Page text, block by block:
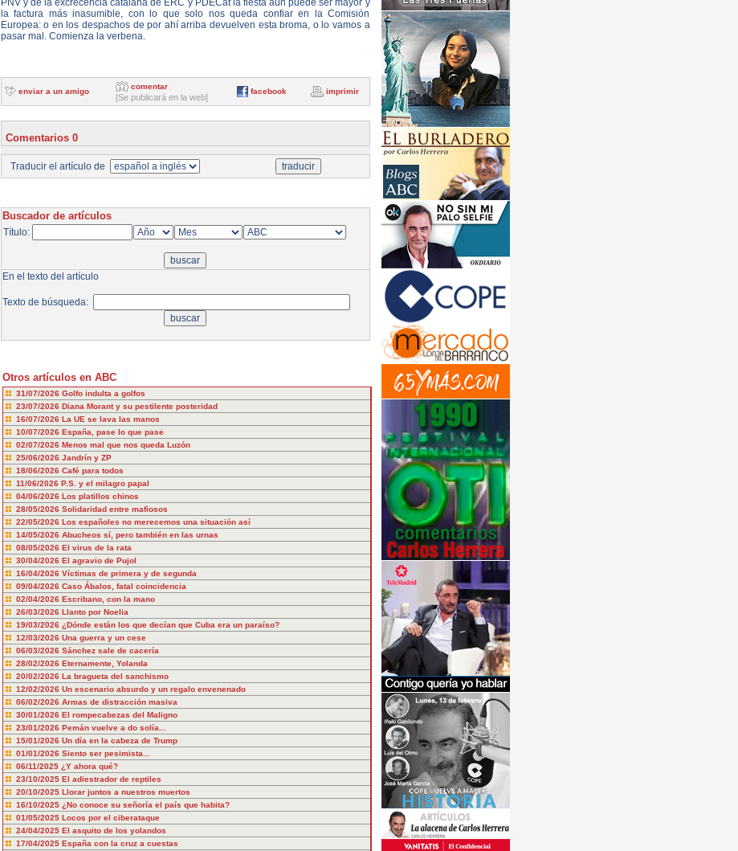
PNV y de la excrecencia catalana de ERC y PDECat la fiesta aún puede ser mayor y
la factura más inasumible, con lo que solo nos queda confiar en la Comisión
Europea: o en los despachos de por ahí arriba devuelven esta broma, o lo vamos a
pasar mal. Comienza la verbena.
enviar a un amigo
comentar
[Se publicará en la web]
facebook imprimir
Comentarios 0
Traducir el artículo de
Buscador de artículos
Título:
En el texto del artículo
Texto de búsqueda:
Otros artículos en ABC
31/07/2026 Golfo indulta a golfos
23/07/2026 Diana Morant y su pestilente posteridad
16/07/2026 La UE se lava las manos
10/07/2026 España, pase lo que pase
02/07/2026 Menos mal que nos queda Luzón
25/06/2026 Jandrín y ZP
18/06/2026 Café para todos
11/06/2026 P.S. y el milagro papal
04/06/2026 Los platillos chinos
28/05/2026 Solidaridad entre mafiosos
22/05/2026 Los españoles no merecemos una situación así
14/05/2026 Abucheos sí, pero también en las urnas
08/05/2026 El virus de la rata
30/04/2026 El agravio de Pujol
16/04/2026 Víctimas de primera y de segunda
09/04/2026 Caso Ábalos, fatal coincidencia
02/04/2026 Escribano, con la mano
26/03/2026 Llanto por Noelia
19/03/2026 ¿Dónde están los que decían que Cuba era un paraíso?
12/03/2026 Una guerra y un cese
06/03/2026 Sánchez sale de cacería
28/02/2026 Eternamente, Yolanda
20/02/2026 La bragueta del sanchismo
12/02/2026 Un escenario absurdo y un regalo envenenado
06/02/2026 Armas de distracción masiva
30/01/2026 El rompecabezas del Maligno
23/01/2026 Pemán vuelve a do solía...
15/01/2026 Un día en la cabeza de Trump
01/01/2026 Siento ser pesimista...
06/11/2025 ¿Y ahora qué?
23/10/2025 El adiestrador de reptiles
20/10/2025 Llorar juntos a nuestros muertos
16/10/2025 ¿No conoce su señoría el país que habita?
01/05/2025 Locos por el ciberataque
24/04/2025 El asquito de los yolandos
17/04/2025 España con la cruz a cuestas